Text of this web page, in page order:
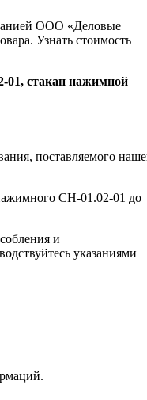
ООО «Деловые
Узнать стоимость
стакан нажимной
поставляемого
СН-01.02-01 до
и
указаниями